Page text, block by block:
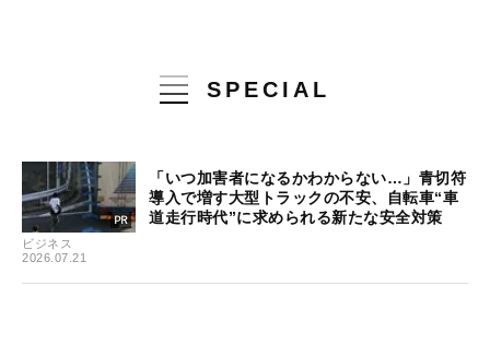
SPECIAL
ビジネス
2026.07.21
「いつ加害者になるかわからない…」青切符
導入で増す大型トラックの不安、自転車“車
道走行時代”に求められる新たな安全対策